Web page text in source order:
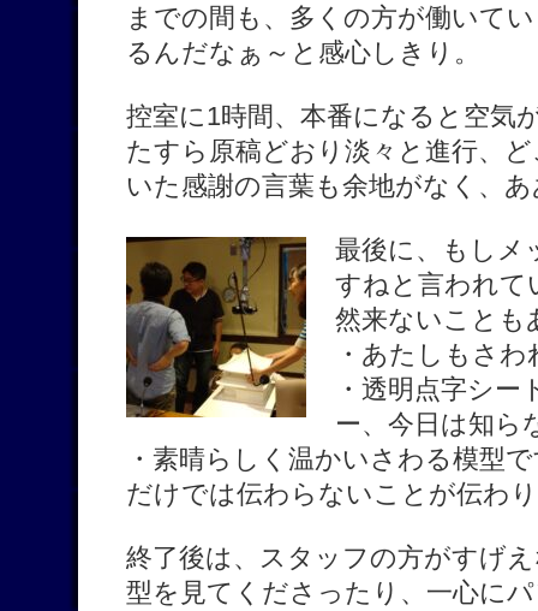
までの間も、多くの方が働いて
るんだなぁ～と感心しきり。
控室に1時間、本番になると空気
たすら原稿どおり淡々と進行、
いた感謝の言葉も余地がなく、
最後に、もしメ
すねと言われて
然来ないことも
・あたしもさ
・透明点字シ
ー、今日は知ら
・素晴らしく温かいさわる模型
だけでは伝わらないことが伝わ
終了後は、スタッフの方がすげ
型を見てくださったり、一心に